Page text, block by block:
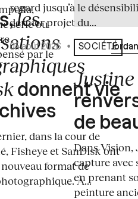
série où
par le
les
donnent vie
dans la cour de
Fisheye et SanDisk ont
format de
À...
regard jusqu’à le
dernier projet du...
04 août 2026 • Écrit par
SOCIÉTÉ
de
Dans
capture avec
en prenant
peinture